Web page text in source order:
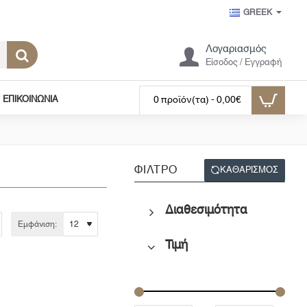
GREEK
Λογαριασμός
Είσοδος / Εγγραφή
ΕΠΙΚΟΙΝΩΝΊΑ 0 προϊόν(τα) - 0,00€
Εμφάνιση:
ΦΊΛΤΡΟ ΚΑΘΑΡΊΣΜΟΣ
Διαθεσιμότητα
Τιμή